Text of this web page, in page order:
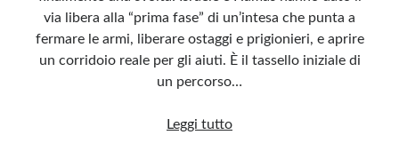
via libera alla “prima fase” di un’intesa che punta a
fermare le armi, liberare ostaggi e prigionieri, e aprire
un corridoio reale per gli aiuti. È il tassello iniziale di
un percorso…
Leggi tuttoGaza,